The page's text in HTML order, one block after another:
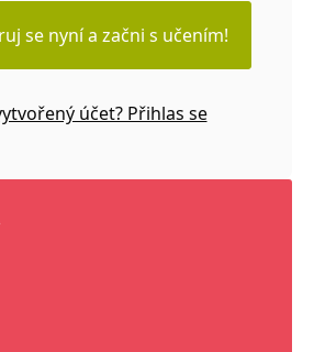
se nyní a začni s učením!
účet? Přihlas se